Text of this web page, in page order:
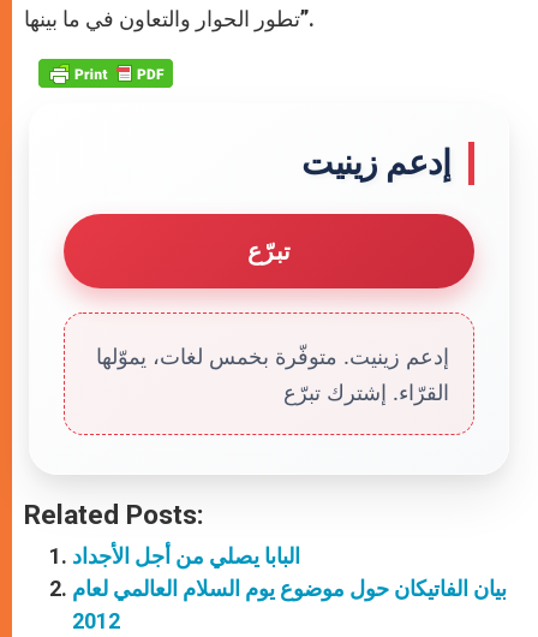
تطور الحوار والتعاون في ما بينها”.
إدعم زينيت
تبرّع
إدعم زينيت. متوفّرة بخمس لغات، يموّلها
القرّاء. إشترك تبرّع
Related Posts:
البابا يصلي من أجل الأجداد
بيان الفاتيكان حول موضوع يوم السلام العالمي لعام
2012